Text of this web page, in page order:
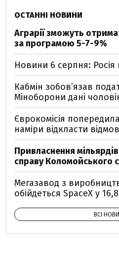
ОСТАННІ НОВИНИ
Аграрії зможуть
за програмою 5-7-9%
Новини 6 серпня: Росія
Кабмін зобовʼязав
Міноборони дані
Єврокомісія
наміри відкласти
Привласнення
справу Коломойського
Мегазавод з
обійдеться SpaceX у
ВСІ